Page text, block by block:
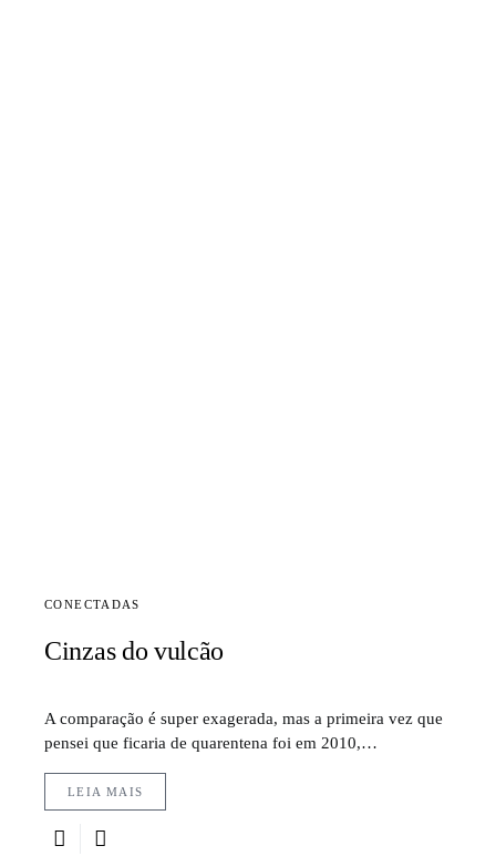
CONECTADAS
Cinzas do vulcão
A comparação é super exagerada, mas a primeira vez que
pensei que ficaria de quarentena foi em 2010,…
LEIA MAIS